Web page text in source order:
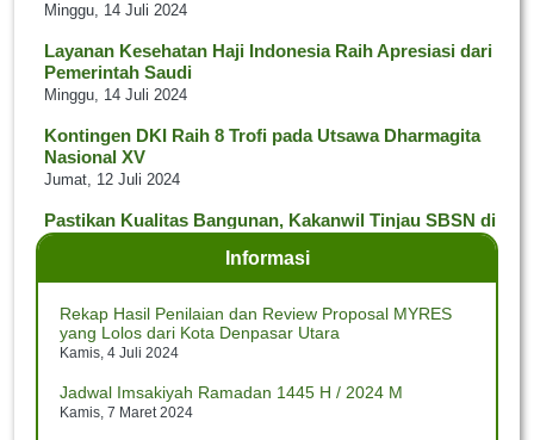
Informasi
Rekap Hasil Penilaian dan Review Proposal MYRES
yang Lolos dari Kota Denpasar Utara
Kamis, 4 Juli 2024
Jadwal Imsakiyah Ramadan 1445 H / 2024 M
Kamis, 7 Maret 2024
Minggu, 14 Juli 2024
Layanan Kesehatan Haji Indonesia Raih Apresiasi dari
Pemerintah Saudi
Minggu, 14 Juli 2024
Kontingen DKI Raih 8 Trofi pada Utsawa Dharmagita
Nasional XV
Jumat, 12 Juli 2024
Pastikan Kualitas Bangunan, Kakanwil Tinjau SBSN di
Kab. Sukabumi
Pj. Bupati Sambut Kedatangan Jemaah Haji Majalengka
Jumat, 12 Juli 2024
Utsawa Dharmagita Nasional XV
Rabu, 10 Juli 2024